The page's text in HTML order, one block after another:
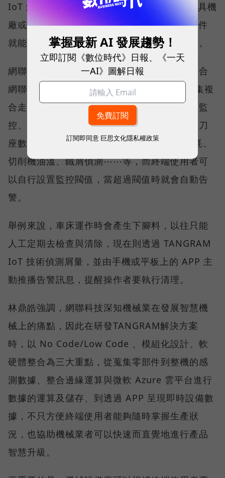
IoT 解決方案，可以很方便的連結到機台，工具機
廠或使用者端也不需要撰寫程式，點選功能元件
就能快速達到工具機廠對於相關智慧化的需求。
網聯科技執行長林鼎皓表示，台灣托納斯在整合
網聯科技的 TANGRAM 解決方案後，可以蒐集複
合走心式車床內零部件的運作數據，包括電力監
控、碳排放量紀錄與計算、關鍵鑄件的溫度、刀
座數據、主軸/副主軸的震動感測、冷卻機功耗、
切削機油溫、鐵屑偵測⋯⋯等，而終端使用者可
以自行設置監控閥值，當超過閥值時就會自動告
警。
舉例來說，車床運作時會產生下腳料，以往只能
人工定期去檢查與清除，現在則透過 TANGRAM
IoT 技術偵測屑量，並由手機或平板上的 APP 主
動推播告警訊息，提醒操作者要執行清理。
林鼎皓強調，網聯科技深知機械業在發展智慧機
械上的痛點，因此在研發TANGRAM解決方案
時，以 No Code/Low Code 、模組化設計、軟
硬體整合為三大重點，從蒐集零部件到整機的感
測數據、整合邊緣運算與微軟 Azure 雲平台進行
數據的運算及儲存、到透過 APP 呈現即時設備數
據，不只方便終端使用者能夠隨時掌握生產狀
況，也協助機械業者可以快速而直覺地進行產品
智慧升級。
掌握最新 AI 發展趨勢！
立即訂閱《數位時代》日報、《一天
一AI》圖解日報
訂閱即同意 巨思文化隱私權政策